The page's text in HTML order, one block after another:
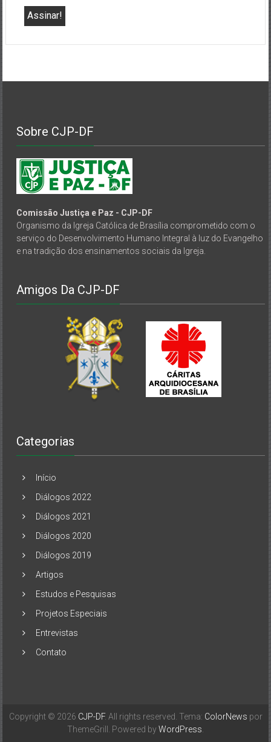
Sobre CJP-DF
Comissão Justiça e Paz - CJP-DF
Organismo da Igreja Católica de Brasília comprometido com o
serviço do Desenvolvimento Humano Integral à luz do Evangelho
e na tradição dos ensinamentos sociais da Igreja.
Amigos Da CJP-DF
Categorias
Início
Diálogos 2022
Diálogos 2021
Diálogos 2020
Diálogos 2019
Artigos
Estudos e Pesquisas
Projetos Especiais
Entrevistas
Contato
Copyright © 2026 CJP-DF. All rights reserved. Tema: ColorNews por
ThemeGrill. Powered byWordPress